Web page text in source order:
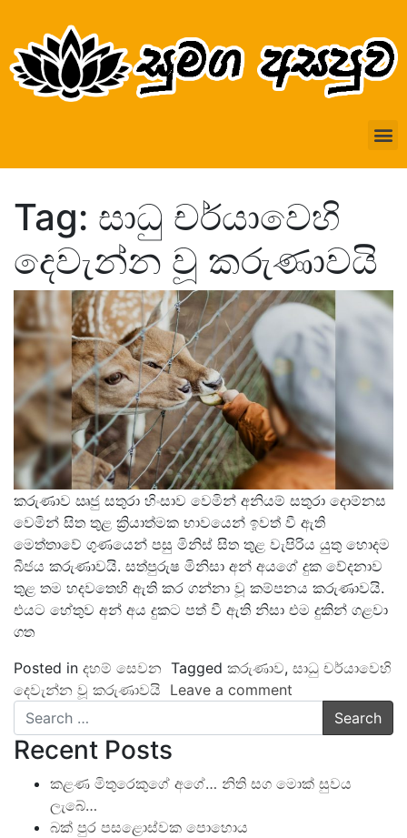
Tag: සාධු චර්යාවෙහි
දෙවැන්න වූ කරුණාවයි
කරුණාව ඍජු සතුරා හිංසාව වෙමින් අනියම් සතුරා දොම්නස
වෙමින් සිත තුළ ක්‍රියාත්මක භාවයෙන් ඉවත් වී ඇති
මෙත්තාවේ ගුණයෙන් පසු මිනිස් සිත තුළ වැපිරිය යුතු හොදම
බීජය කරුණාවයි. සත්පුරුෂ මිනිසා අන් අයගේ දුක වේදනාව
තුළ තම හදවතෙහි ඇති කර ගන්නා වූ කම්පනය කරුණාවයි.
එයට හේතුව අන්‍ අය දුකට පත් වී ඇති නිසා එම දුකින් ගළවා
ගත
Posted in දහම් සෙවන Tagged කරුණාව, සාධු චර්යාවෙහි
දෙවැන්න වූ කරුණාවයි Leave a comment
Search
Recent Posts
කළණ මිතුරෙකුගේ අගේ… නිති සග මොක් සුවය
ලැබේ…
බක් පුර පසළොස්වක පොහොය